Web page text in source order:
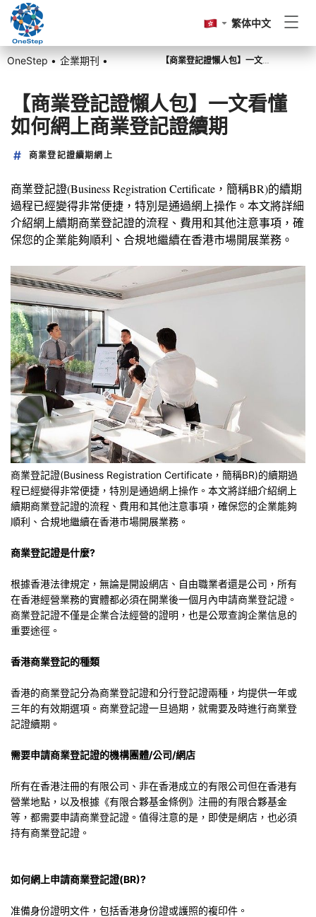
香港公司註冊
香港公司周年申報
記賬報稅
其他
前往OneStep
繁体中文
OneStep • 企業期刊 • 【商業登記證懶人包】一文看懂如何網上商業登記證續期
【商業登記證懶人包】一文看懂
如何網上商業登記證續期
商業登記證續期網上
商業登記證(Business Registration Certificate，簡稱BR)的續期
過程已經變得非常便捷，特別是通過網上操作。本文將詳細
介紹網上續期商業登記證的流程、費用和其他注意事項，確
保您的企業能夠順利、合規地繼續在香港市場開展業務。
商業登記證(Business Registration Certificate，簡稱BR)的續期過
程已經變得非常便捷，特別是通過網上操作。本文將詳細介紹網上
續期商業登記證的流程、費用和其他注意事項，確保您的企業能夠
順利、合規地繼續在香港市場開展業務。
商業登記證是什麼?
根據香港法律規定，無論是開設網店、自由職業者還是公司，所有
在香港經營業務的實體都必須在開業後一個月內申請商業登記證。
商業登記證不僅是企業合法經營的證明，也是公眾查詢企業信息的
重要途徑。
香港商業登記的種類
香港的商業登記分為商業登記證和分行登記證兩種，均提供一年或
三年的有效期選項。商業登記證一旦過期，就需要及時進行商業登
記證續期。
需要申請商業登記證的機構團體/公司/網店
所有在香港注冊的有限公司、非在香港成立的有限公司但在香港有
營業地點，以及根據《有限合夥基金條例》注冊的有限合夥基金
等，都需要申請商業登記證。值得注意的是，即使是網店，也必須
持有商業登記證。
如何網上申請商業登記證(BR)?
准備身份證明文件，包括香港身份證或護照的複印件。